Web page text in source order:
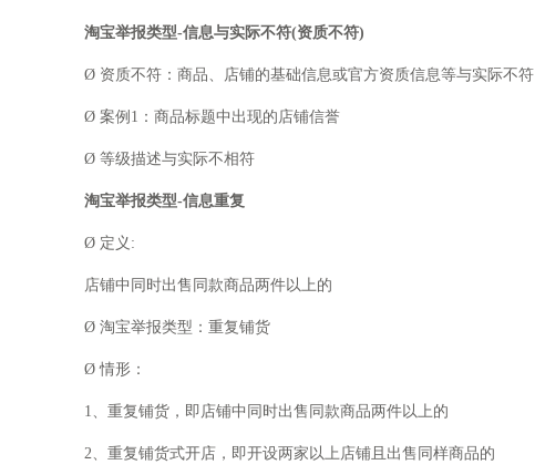
淘宝举报类型-信息与实际不符(资质不符)
Ø 资质不符：商品、店铺的基础信息或官方资质信息等与实际不符
Ø 案例1：商品标题中出现的店铺信誉
Ø 等级描述与实际不相符
淘宝举报类型-信息重复
Ø 定义:
店铺中同时出售同款商品两件以上的
Ø 淘宝举报类型：重复铺货
Ø 情形：
1、重复铺货，即店铺中同时出售同款商品两件以上的
2、重复铺货式开店，即开设两家以上店铺且出售同样商品的